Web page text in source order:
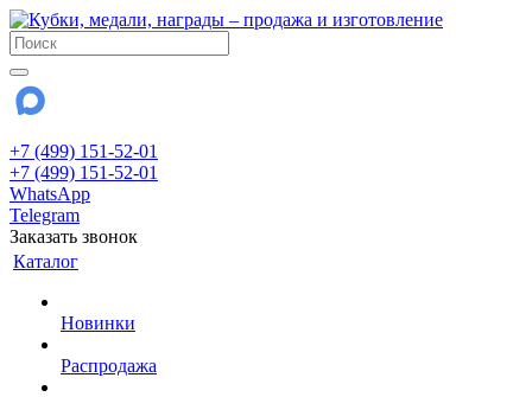
+7 (499) 151-52-01
+7 (499) 151-52-01
WhatsApp
Telegram
Заказать звонок
Каталог
Новинки
Распродажа